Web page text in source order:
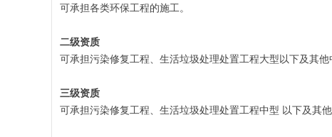
可承担各类环保工程的施工。
二级资质
可承担污染修复工程、生活垃圾处理处置工程大型以下及其他
三级资质
可承担污染修复工程、生活垃圾处理处置工程中型 以下及其他